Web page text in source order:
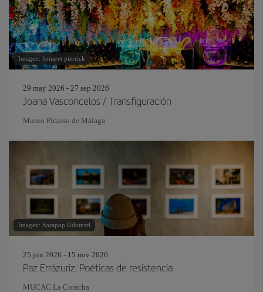
Imagen: lemaret pierrick
29 may 2026 - 27 sep 2026
Joana Vasconcelos / Transfiguración
Museo Picasso de Málaga
Imagen: Sorapop Udomsri
25 jun 2026 - 15 nov 2026
Paz Errázuriz. Poéticas de resistencia
MUCAC La Coracha